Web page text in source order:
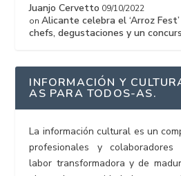
Juanjo Cervetto 09/10/2022
onAlicante celebra el ‘Arroz
chefs, degustaciones y un
INFORMACIÓN Y
AS PARA TODOS-AS.
La información cultural es un
profesionales y
labor transformadora y de